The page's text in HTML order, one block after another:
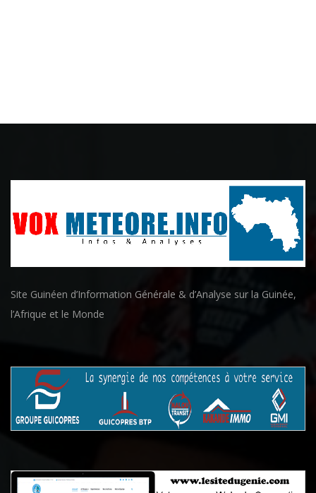
Site Guinéen d’Information Générale & d’Analyse sur la Guinée,
l’Afrique et le Monde